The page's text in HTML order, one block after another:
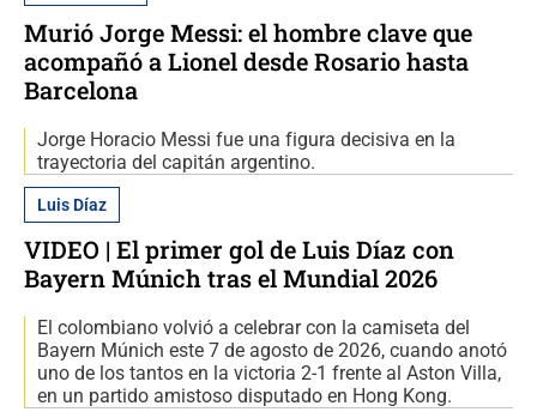
Murió Jorge Messi: el hombre clave que
acompañó a Lionel desde Rosario hasta
Barcelona
Jorge Horacio Messi fue una figura decisiva en la
trayectoria del capitán argentino.
Luis Díaz
VIDEO | El primer gol de Luis Díaz con
Bayern Múnich tras el Mundial 2026
El colombiano volvió a celebrar con la camiseta del
Bayern Múnich este 7 de agosto de 2026, cuando anotó
uno de los tantos en la victoria 2-1 frente al Aston Villa,
en un partido amistoso disputado en Hong Kong.